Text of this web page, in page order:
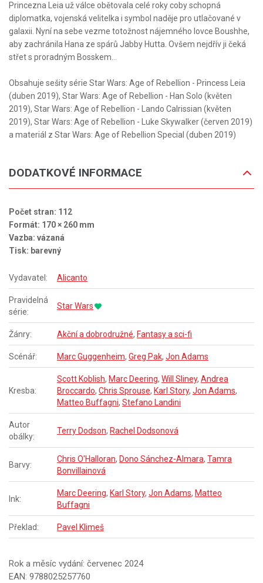
Princezna Leia už válce obětovala celé roky coby schopná
diplomatka, vojenská velitelka i symbol naděje pro utlačované v
galaxii. Nyní na sebe vezme totožnost nájemného lovce Boushhe,
aby zachránila Hana ze spárů Jabby Hutta. Ovšem nejdřív ji čeká
střet s proradným Bosskem…
Obsahuje sešity série Star Wars: Age of Rebellion - Princess Leia
(duben 2019), Star Wars: Age of Rebellion - Han Solo (květen
2019), Star Wars: Age of Rebellion - Lando Calrissian (květen
2019), Star Wars: Age of Rebellion - Luke Skywalker (červen 2019)
a materiál z Star Wars: Age of Rebellion Special (duben 2019)
DODATKOVÉ INFORMACE
Počet stran: 112
Formát: 170 × 260 mm
Vazba: vázaná
Tisk: barevný
Vydavatel: Alicanto
Pravidelná
série:
Star Wars
Žánry: Akční a dobrodružné, Fantasy a sci-fi
Scénář: Marc Guggenheim, Greg Pak, Jon Adams
Kresba:
Scott Koblish, Marc Deering, Will Sliney, Andrea
Broccardo, Chris Sprouse, Karl Story, Jon Adams,
Matteo Buffagni, Stefano Landini
Autor
obálky:
Terry Dodson, Rachel Dodsonová
Barvy:
Chris O'Halloran, Dono Sánchez-Almara, Tamra
Bonvillainová
Ink:
Marc Deering, Karl Story, Jon Adams, Matteo
Buffagni
Překlad: Pavel Klimeš
Rok a měsíc vydání: červenec 2024
EAN: 9788025257760